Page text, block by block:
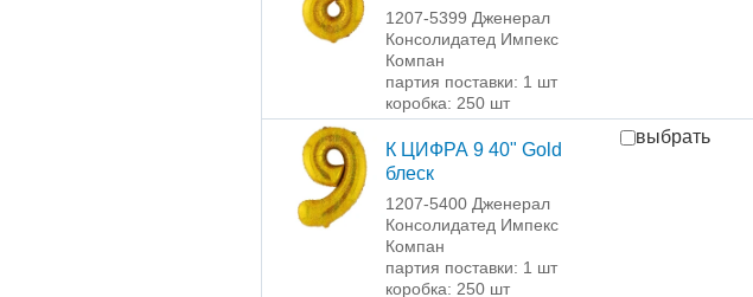
1207-5399 Дженерал
Консолидатед Импекс
Компан
партия поставки: 1 шт
коробка: 250 шт
К ЦИФРА 9 40" Gold
блеск
1207-5400 Дженерал
Консолидатед Импекс
Компан
партия поставки: 1 шт
коробка: 250 шт
выбрать